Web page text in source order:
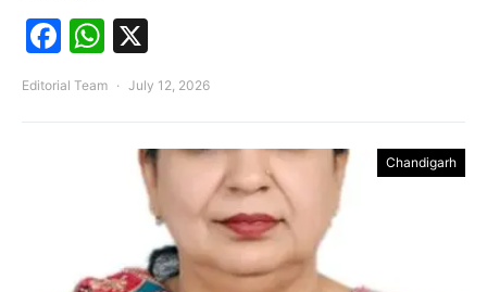
Facebook
WhatsApp
Editorial Team July 12, 2026
Chandigarh